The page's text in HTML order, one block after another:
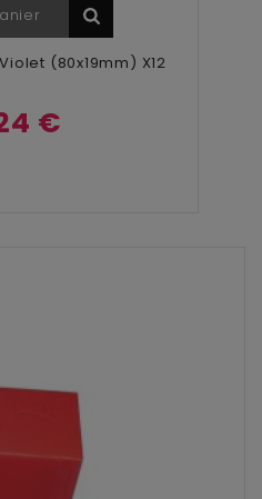
(80x19mm) X12
€